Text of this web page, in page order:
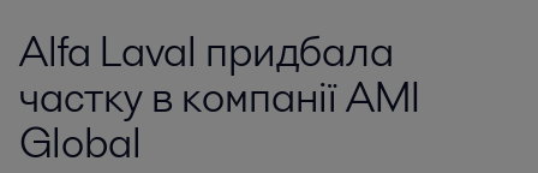
Alfa Laval придбала
частку в компанії AMI
Global